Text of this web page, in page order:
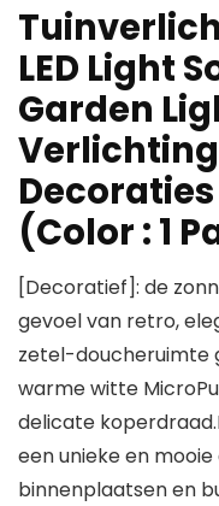
LED Light
Garden
(Color : 1
[Decoratief]: de
gevoel van retro,
zetel-doucheruimte
warme witte
delicate
een unieke en
binnenplaatsen en